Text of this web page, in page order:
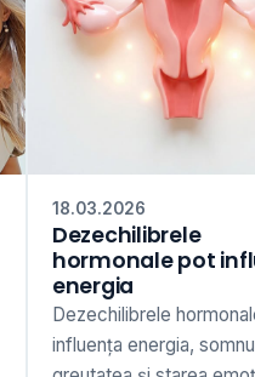
18.03.2026
Dezechilibrele
hormonale pot
energia
Dezechilibrele
influența energia,